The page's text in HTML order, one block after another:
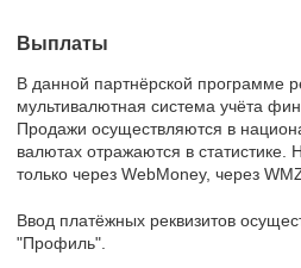
Выплаты
В данной партнёрской программе
мультивалютная система учёта
Продажи осуществляются в
валютах отражаются в статистике.
только через WebMoney, через
Ввод платёжных реквизитов
"Профиль".